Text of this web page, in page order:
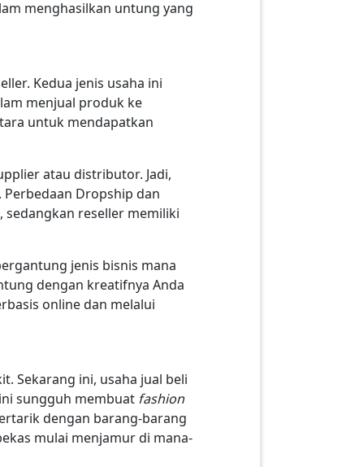
menghasilkan untung yang
Kedua jenis usaha ini
menjual produk ke
untuk mendapatkan
atau distributor. Jadi,
Dropship dan
reseller memiliki
jenis bisnis mana
dengan kreatifnya Anda
online dan melalui
Sekarang ini, usaha jual beli
sungguh membuat fashion
dengan barang-barang
mulai menjamur di mana-